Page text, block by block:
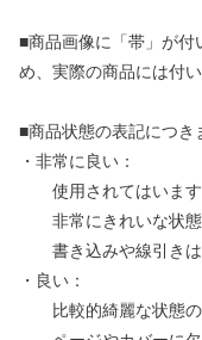
■商品画像に「帯」が付
め、実際の商品には付
■商品状態の表記につき
・非常に良い：
使用されてはいます
非常にきれいな状態
書き込みや線引きは
・良い：
比較的綺麗な状態の